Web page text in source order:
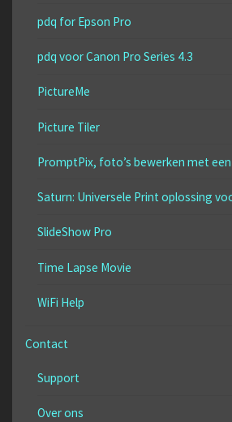
pdq for Epson Pro
pdq voor Canon Pro Series 4.3
PictureMe
Picture Tiler
PromptPix, foto’s bewerken met
Saturn: Universele Print oplossing
SlideShow Pro
Time Lapse Movie
WiFi Help
Contact
Support
Over ons